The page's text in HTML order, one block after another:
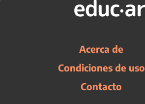
Acerca de
Condiciones de uso
Contacto